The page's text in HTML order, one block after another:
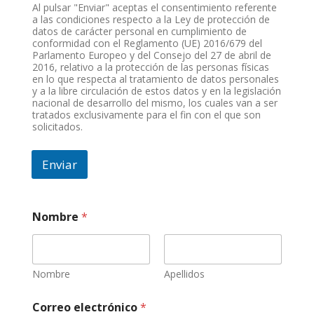
Al pulsar "Enviar" aceptas el consentimiento referente
a las condiciones respecto a la Ley de protección de
datos de carácter personal en cumplimiento de
conformidad con el Reglamento (UE) 2016/679 del
Parlamento Europeo y del Consejo del 27 de abril de
2016, relativo a la protección de las personas físicas
en lo que respecta al tratamiento de datos personales
y a la libre circulación de estos datos y en la legislación
nacional de desarrollo del mismo, los cuales van a ser
tratados exclusivamente para el fin con el que son
solicitados.
Enviar
Nombre *
Nombre Apellidos
Correo electrónico*